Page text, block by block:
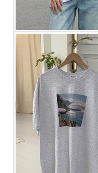
프 하세요!